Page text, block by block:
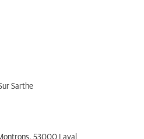
Sarthe
53000 Laval